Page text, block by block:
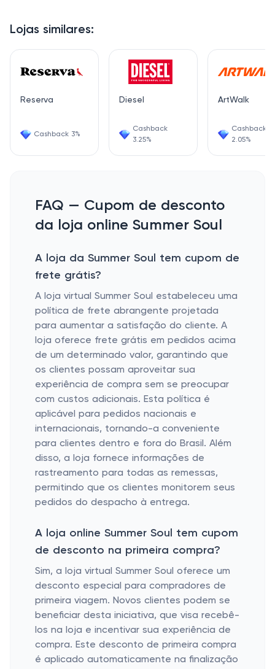
Lojas similares:
Reserva
Cashback 3%
Diesel
Cashback
3.25%
ArtWalk
Cashback
2.05%
FAQ — Cupom de desconto
da loja online Summer Soul
A loja da Summer Soul tem cupom de
frete grátis?
A loja virtual Summer Soul estabeleceu uma
política de frete abrangente projetada
para aumentar a satisfação do cliente. A
loja oferece frete grátis em pedidos acima
de um determinado valor, garantindo que
os clientes possam aproveitar sua
experiência de compra sem se preocupar
com custos adicionais. Esta política é
aplicável para pedidos nacionais e
internacionais, tornando-a conveniente
para clientes dentro e fora do Brasil. Além
disso, a loja fornece informações de
rastreamento para todas as remessas,
permitindo que os clientes monitorem seus
pedidos do despacho à entrega.
A loja online Summer Soul tem cupom
de desconto na primeira compra?
Sim, a loja virtual Summer Soul oferece um
desconto especial para compradores de
primeira viagem. Novos clientes podem se
beneficiar desta iniciativa, que visa recebê-
los na loja e incentivar sua experiência de
compra. Este desconto de primeira compra
é aplicado automaticamente na finalização